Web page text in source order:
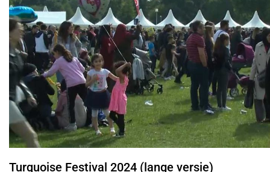
Turquoise Festival 2024 (lange versie)